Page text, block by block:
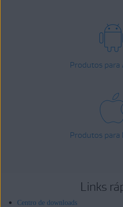
Produtos para
Produtos para
Links
Centro de downloads